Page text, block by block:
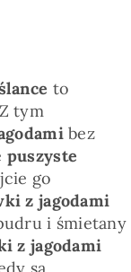
to
tym
bez
puszyste
go
z jagodami
i śmietany
z jagodami